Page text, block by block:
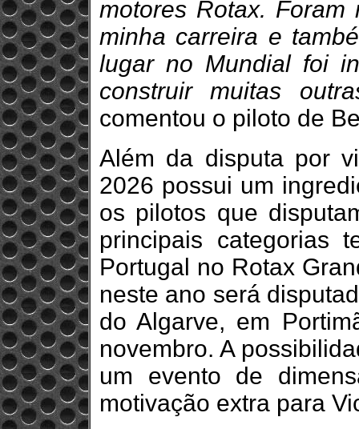
motores Rotax. Foram
minha carreira e
lugar no Mundial foi
construir muitas
comentou o piloto de
Além da disputa por
2026 possui um
os pilotos que
principais categorias
Portugal no Rotax
neste ano será
do Algarve, em
novembro. A
um evento de
motivação extra para